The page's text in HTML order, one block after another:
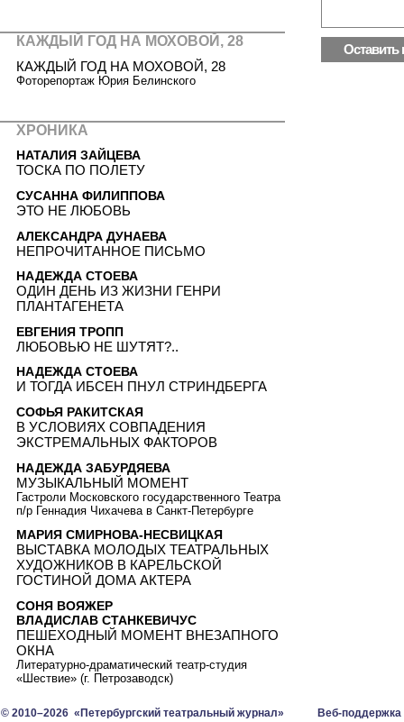
КАЖДЫЙ ГОД НА МОХОВОЙ, 28
КАЖДЫЙ ГОД НА МОХОВОЙ, 28
Фоторепортаж Юрия Белинского
ХРОНИКА
НАТАЛИЯ ЗАЙЦЕВА
ТОСКА ПО ПОЛЕТУ
СУСАННА ФИЛИППОВА
ЭТО НЕ ЛЮБОВЬ
АЛЕКСАНДРА ДУНАЕВА
НЕПРОЧИТАННОЕ ПИСЬМО
НАДЕЖДА СТОЕВА
ОДИН ДЕНЬ ИЗ ЖИЗНИ ГЕНРИ
ПЛАНТАГЕНЕТА
ЕВГЕНИЯ ТРОПП
ЛЮБОВЬЮ НЕ ШУТЯТ?..
НАДЕЖДА СТОЕВА
И ТОГДА ИБСЕН ПНУЛ СТРИНДБЕРГА
СОФЬЯ РАКИТСКАЯ
В УСЛОВИЯХ СОВПАДЕНИЯ
ЭКСТРЕМАЛЬНЫХ ФАКТОРОВ
НАДЕЖДА ЗАБУРДЯЕВА
МУЗЫКАЛЬНЫЙ МОМЕНТ
Гастроли Московского государственного Театра
п/р Геннадия Чихачева в Санкт-Петербурге
МАРИЯ СМИРНОВА-НЕСВИЦКАЯ
ВЫСТАВКА МОЛОДЫХ ТЕАТРАЛЬНЫХ
ХУДОЖНИКОВ В КАРЕЛЬСКОЙ
ГОСТИНОЙ ДОМА АКТЕРА
СОНЯ ВОЯЖЕР
ВЛАДИСЛАВ СТАНКЕВИЧУС
ПЕШЕХОДНЫЙ МОМЕНТ ВНЕЗАПНОГО
ОКНА
Литературно-драматический театр-студия
«Шествие» (г. Петрозаводск)
© 2010–2026 «Петербургский театральный журнал»
Веб-поддержка